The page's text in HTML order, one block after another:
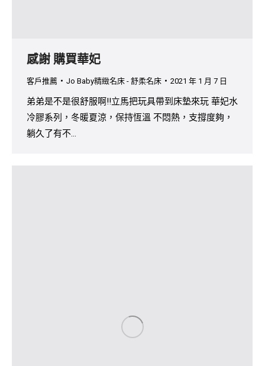
感謝 購買華妃
客戶推薦 Jo Baby精緻名床 - 舒柔名床 2021 年 1 月 7 日
弟弟是不是很舒服啊!!立馬把玩具帶到床墊來玩 華妃水
冷膠系列，冬暖夏涼，保持恆溫 不悶熱，支撐度夠，
躺久了有不…